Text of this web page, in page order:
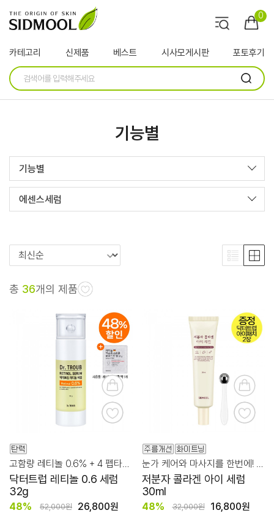
0
카테고리 신제품 베스트 시사모게시판 포토후기
기능별
기능별
에센스세럼
총 36개의 제품
닥터트럽 레티놀 0.6 세럼
32g
48% 52,000원 26,800원
저분자 콜라겐 아이 세럼
30ml
48% 32,000원 16,800원